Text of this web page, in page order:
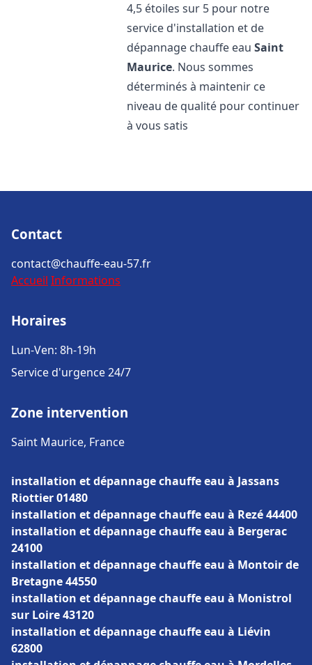
4,5 étoiles sur 5 pour notre
service d'installation et de
dépannage chauffe eauSaint
Maurice. Nous sommes
déterminés à maintenir ce
niveau de qualité pour continuer
à vous satis
Contact
contact@chauffe-eau-57.fr
Accueil Informations
Horaires
Lun-Ven: 8h-19h
Service d'urgence 24/7
Zone intervention
Saint Maurice, France
installation et dépannage chauffe eau à Jassans
Riottier 01480
installation et dépannage chauffe eau à Rezé 44400
installation et dépannage chauffe eau à Bergerac
24100
installation et dépannage chauffe eau à Montoir de
Bretagne 44550
installation et dépannage chauffe eau à Monistrol
sur Loire 43120
installation et dépannage chauffe eau à Liévin
62800